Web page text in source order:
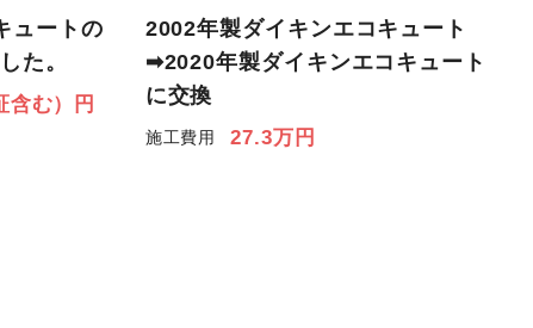
ュートの
た。
含む）円
2002年製ダイキンエコキュート
➡2020年製ダイキンエコキュート
に交換
施工費用 27.3万円